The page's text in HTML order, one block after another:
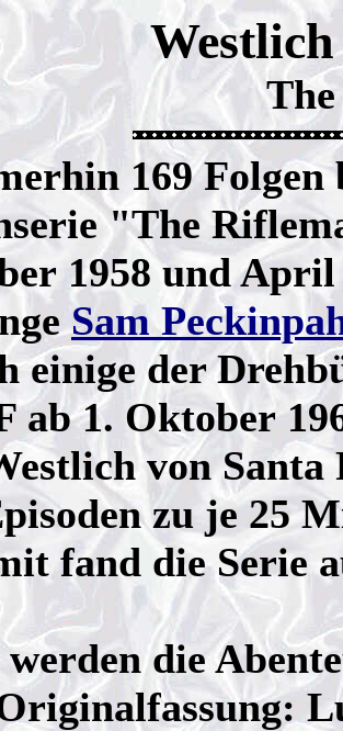
169 Folgen
"The
1958 und
Sam
einige der
ab 1. Oktober
von Santa
zu je 25
fand die Serie
die